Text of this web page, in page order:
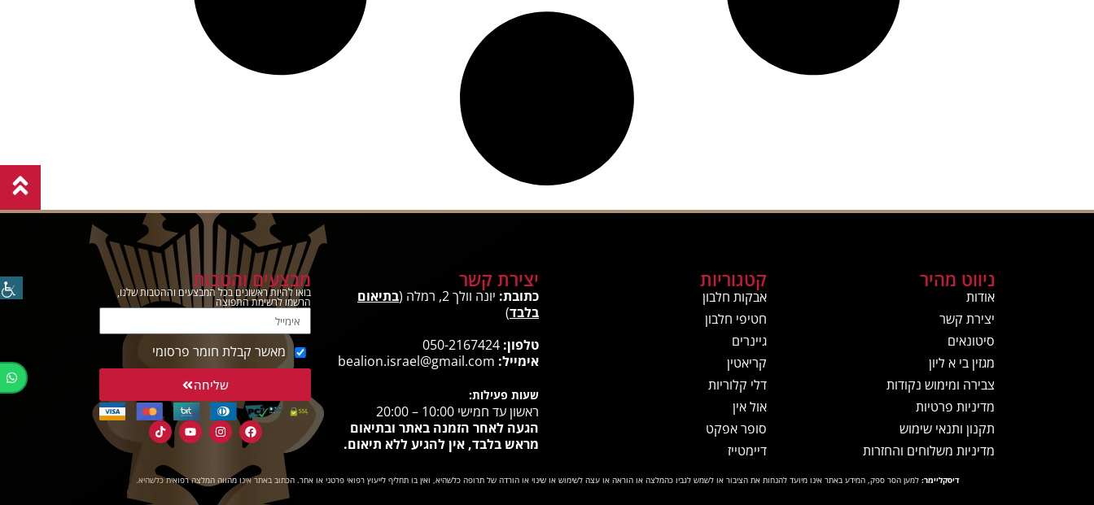
ניווט מהיר
אודות
יצירת קשר
סיטונאים
מגזין בי א ליון
צבירה ומימוש נקודות
מדיניות פרטיות
תקנון ותנאי שימוש
מדיניות משלוחים והחזרות
קטגוריות
אבקות חלבון
חטיפי חלבון
גיינרים
קריאטין
דלי קלוריות
אול אין
סופר אפקט
דיימטייז
יצירת קשר
כתובת: יונה וולך 2, רמלה (
בתיאום
בלבד)
טלפון: 050-2167424
אימייל: bealion.israel@gmail.com
שעות פעילות:
ראשון עד חמישי 10:00 – 20:00
הגעה לאחר הזמנה באתר ובתיאום
מראש בלבד, אין להגיע ללא תיאום.
מבצעים והטבות
בואו להיות ראשונים בכל המבצעים וההטבות שלנו,
הרשמו לרשימת התפוצה
מאשר קבלת חומר פרסומי
שליחה
דיסקליימר: למען הסר ספק, המידע באתר אינו מיועד להנחות את הציבור או לשמש לגביו כהמלצה או הוראה או עצה לשימוש או שינוי או הורדה של תרופה כלשהיא, ואין בו תחליף לייעוץ רפואי פרטני או אחר. הכתוב באתר אינו מהווה המלצה רפואית כלשהיא.